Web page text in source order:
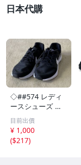
日本代購
◇##574 レディ
ースシューズ ナ
イキ NIKE スニー
カー サイズ 23c
m レディース
シューズ◇T
目前出價
¥ 1,000
($217)